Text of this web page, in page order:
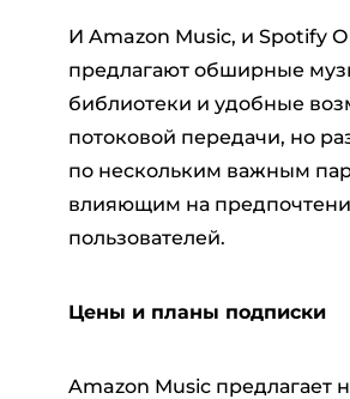
И Amazon Music, и Spotify
предлагают обширные
библиотеки и удобные
потоковой передачи, но
по нескольким важным
влияющим на
пользователей.
Цены и планы подписки
Amazon Music предлагает